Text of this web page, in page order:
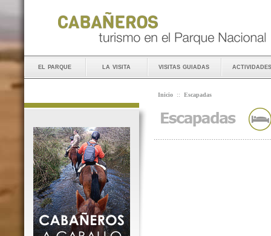
el parque la visita visitas guiadas actividades
Inicio :: Escapadas